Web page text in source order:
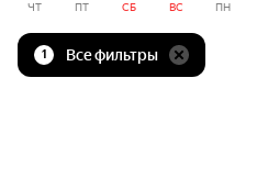
ЧТ ПТ СБ ВС ПН
1 Все фильтры